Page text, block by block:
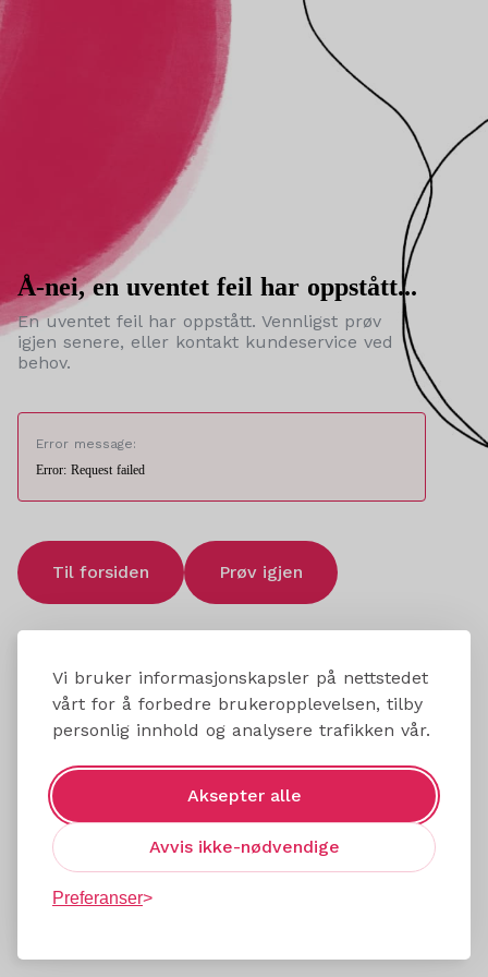
Vi bruker informasjonskapsler på nettstedet
vårt for å forbedre brukeropplevelsen, tilby
personlig innhold og analysere trafikken vår.
Aksepter alle
Avvis ikke-nødvendige
Preferanser
Å-nei, en uventet feil har oppstått...
En uventet feil har oppstått. Vennligst prøv
igjen senere, eller kontakt kundeservice ved
behov.
Error message:
Error: Request failed
Til forsiden Prøv igjen